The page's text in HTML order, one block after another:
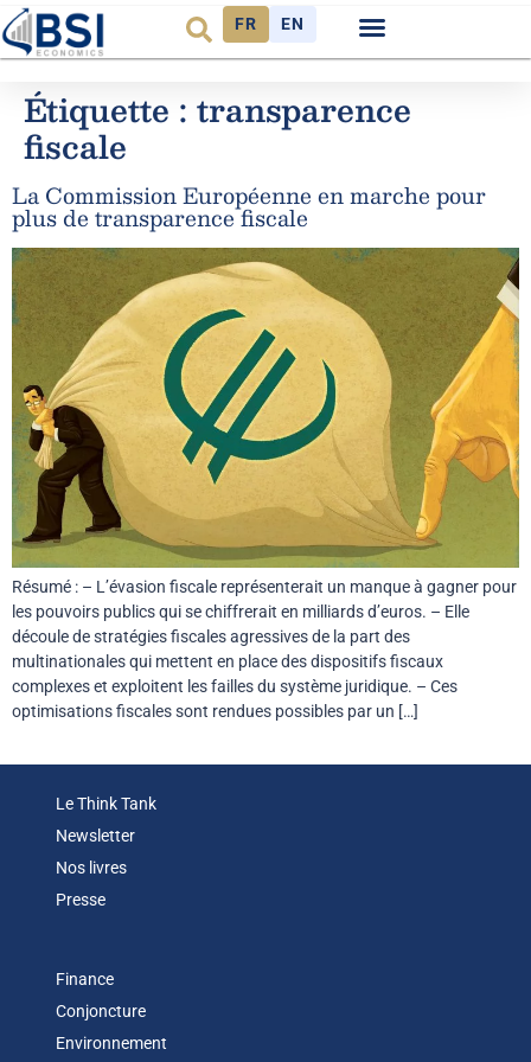
FR EN
Étiquette : transparence
fiscale
La Commission Européenne en marche pour
plus de transparence fiscale
Résumé : – L’évasion fiscale représenterait un manque à gagner pour
les pouvoirs publics qui se chiffrerait en milliards d’euros. – Elle
découle de stratégies fiscales agressives de la part des
multinationales qui mettent en place des dispositifs fiscaux
complexes et exploitent les failles du système juridique. – Ces
optimisations fiscales sont rendues possibles par un […]
Le Think Tank
Newsletter
Nos livres
Presse
Finance
Conjoncture
Environnement